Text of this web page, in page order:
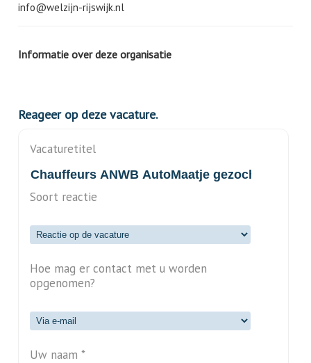
info@welzijn-rijswijk.nl
Informatie over deze organisatie
Reageer op deze vacature.
Vacaturetitel
Soort reactie
Hoe mag er contact met u worden
opgenomen?
Uw naam *